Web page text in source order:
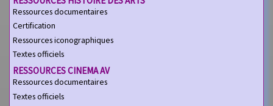
Ressources documentaires
Certification
Ressources iconographiques
Textes officiels
RESSOURCES CINEMA AV
Ressources documentaires
Textes officiels